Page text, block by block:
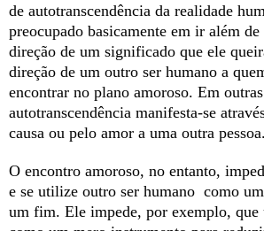
de autotranscendência da realidade
preocupado basicamente em ir além
direção de um significado que ele
direção de um outro ser humano a
encontrar no plano amoroso. Em
autotranscendência manifesta-se
causa ou pelo amor a uma outra pessoa.
O encontro amoroso, no entanto,
e se utilize outro ser humano como
um fim. Ele impede, por exemplo, que